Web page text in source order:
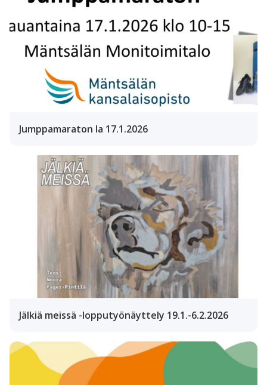
Jumppamaraton la 17.1.2026
Jälkiä meissä -lopputyönäyttely 19.1.-6.2.2026